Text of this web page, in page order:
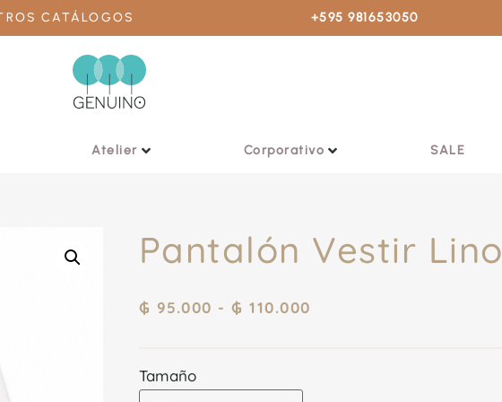
CATÁLOGOS +595 981653050
Atelier Corporativo SALE
Pantalón Vestir Lino
₲ 95.000 - ₲ 110.000
Tamaño